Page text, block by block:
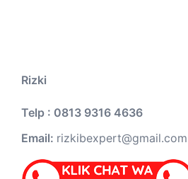
Rizki
Telp : 0813 9316 4636
Email: rizkibexpert@gmail.com